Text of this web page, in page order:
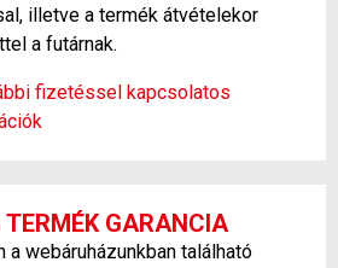
illetve a termék átvételekor
a futárnak.
fizetéssel kapcsolatos
TERMÉK GARANCIA
a webáruházunkban található